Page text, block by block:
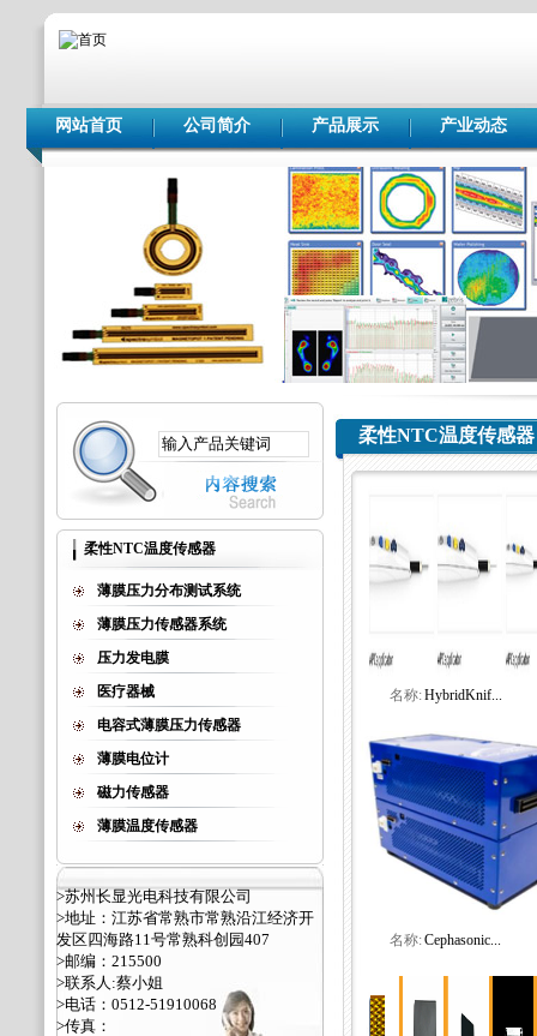
网站首页 公司简介 产品展示 产业动态
柔性NTC温度传感器
薄膜压力分布测试系统
薄膜压力传感器系统
压力发电膜
医疗器械
电容式薄膜压力传感器
薄膜电位计
磁力传感器
薄膜温度传感器
>苏州长显光电科技有限公司
>地址：江苏省常熟市常熟沿江经济开
发区四海路11号常熟科创园407
>邮编：215500
>联系人:蔡小姐
>电话：0512-51910068
>传真：
柔性NTC温度传感器
名称:HybridKnif...
名称:Cephasonic...